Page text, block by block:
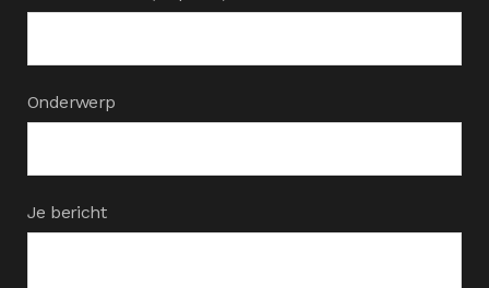
Onderwerp
Je bericht